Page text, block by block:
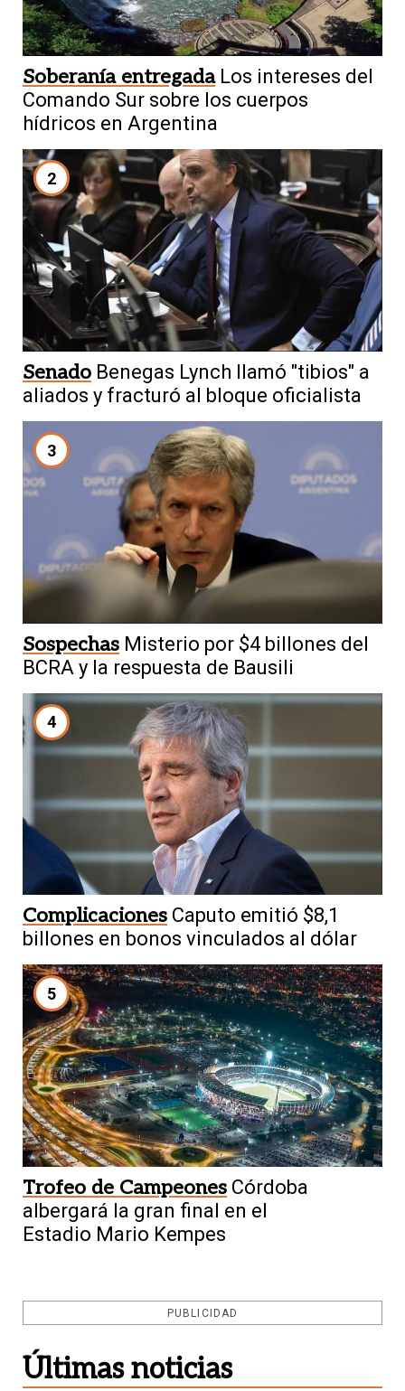
Soberanía entregada Los intereses del
Comando Sur sobre los cuerpos
hídricos en Argentina
2
Senado Benegas Lynch llamó "tibios" a
aliados y fracturó al bloque oficialista
3
Sospechas Misterio por $4 billones del
BCRA y la respuesta de Bausili
4
Complicaciones Caputo emitió $8,1
billones en bonos vinculados al dólar
5
Trofeo de Campeones Córdoba
albergará la gran final en el
Estadio Mario Kempes
PUBLICIDAD
Últimas noticias